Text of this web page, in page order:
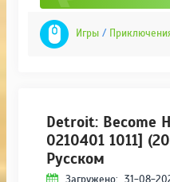
Игры /
Detroit: Become
0210401 1011]
Русском